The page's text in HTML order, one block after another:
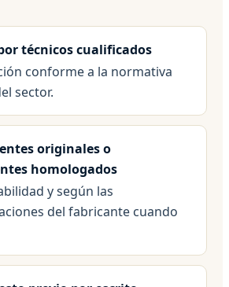
técnicos cualificados
conforme a la normativa
sector.
originales o
homologados
y según las
del fabricante cuando